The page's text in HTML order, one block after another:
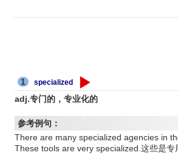
1 specialized
adj.专门的，专业化的
参考例句：
There are many specialized agencies in
These tools are very specialized.这些是专